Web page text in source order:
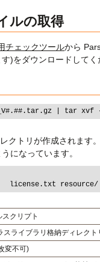
ルの取得
チェックツールから
)をダウンロードしてく
クトリが作成されます
になっています。
クリプト
スライブラリ格納ディレクト
変不可)